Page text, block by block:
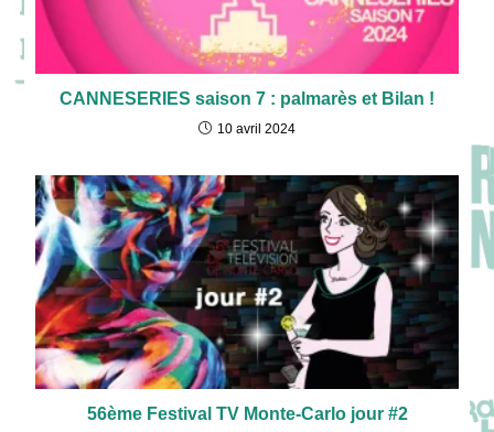
CANNESERIES saison 7 : palmarès et Bilan !
10 avril 2024
56ème Festival TV Monte-Carlo jour #2